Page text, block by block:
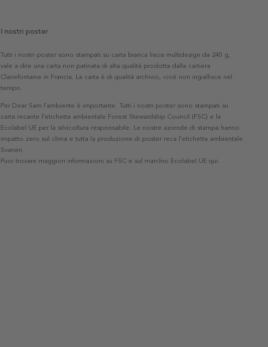
I nostri poster
Tutti i nostri poster sono stampati su carta bianca liscia multidesign da 240 g,
vale a dire una carta non patinata di alta qualità prodotta dalla cartiera
Clairefontaine in Francia. La carta è di qualità archivio, cioè non ingiallisce nel
tempo.
Per Dear Sam l'ambiente è importante. Tutti i nostri poster sono stampati su
carta recante l'etichetta ambientale Forest Stewardship Council (FSC) e la
Ecolabel UE per la silvicoltura responsabile. Le nostre aziende di stampa hanno
impatto zero sul clima e tutta la produzione di poster reca l'etichetta ambientale
Svanen.
Puoi trovare maggiori informazioni su FSC e sul marchio Ecolabel UE qui.